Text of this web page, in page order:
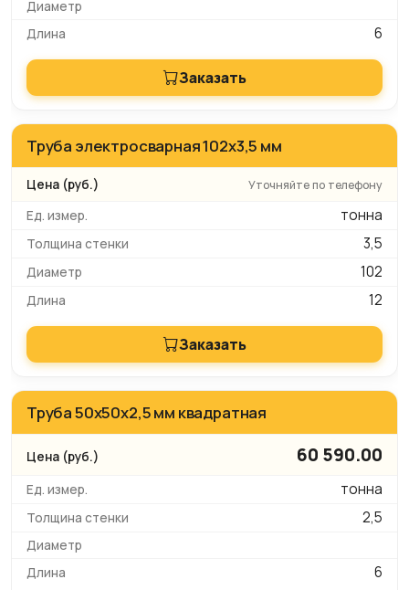
6
Заказать
Труба электросварная 102x3,5 мм
Уточняйте по телефону
тонна
3,5
102
12
Заказать
Труба 50x50х2,5 мм квадратная
60 590.00
тонна
2,5
6